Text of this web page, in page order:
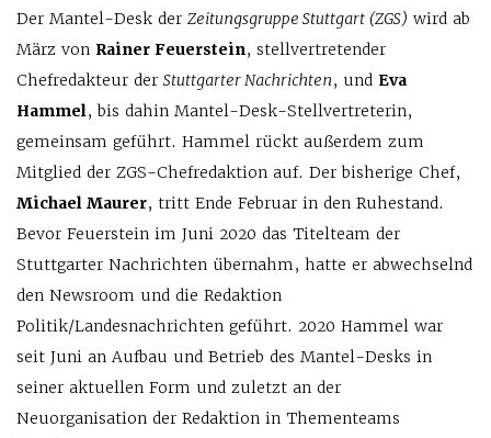
Der Mantel-Desk der Zeitungsgruppe Stuttgart (ZGS) wird ab
März von Rainer Feuerstein, stellvertretender
Chefredakteur der Stuttgarter Nachrichten, und Eva
Hammel, bis dahin Mantel-Desk-Stellvertreterin,
gemeinsam geführt. Hammel rückt außerdem zum
Mitglied der ZGS-Chefredaktion auf. Der bisherige Chef,
Michael Maurer, tritt Ende Februar in den Ruhestand.
Bevor Feuerstein im Juni 2020 das Titelteam der
Stuttgarter Nachrichten übernahm, hatte er abwechselnd
den Newsroom und die Redaktion
Politik/Landesnachrichten geführt. 2020 Hammel war
seit Juni an Aufbau und Betrieb des Mantel-Desks in
seiner aktuellen Form und zuletzt an der
Neuorganisation der Redaktion in Thementeams